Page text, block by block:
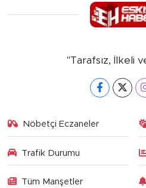
"Tarafsız, İlkeli
Nöbetçi Eczaneler
Trafik Durumu
Tüm Manşetler